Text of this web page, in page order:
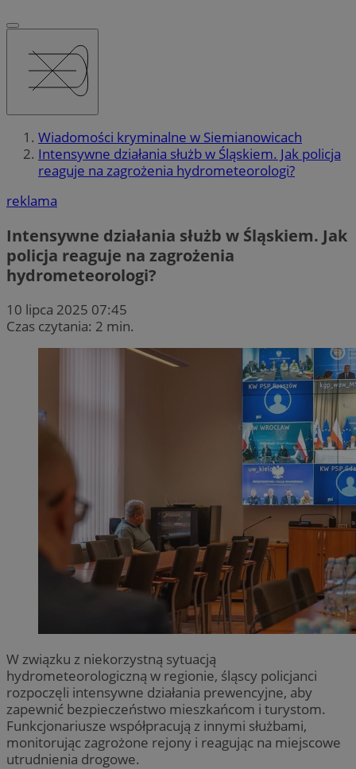
Wiadomości kryminalne w Siemianowicach
Intensywne działania służb w Śląskiem. Jak policja
reaguje na zagrożenia hydrometeorologi?
reklama
Intensywne działania służb w Śląskiem. Jak
policja reaguje na zagrożenia
hydrometeorologi?
10 lipca 2025 07:45
Czas czytania: 2 min.
W związku z niekorzystną sytuacją
hydrometeorologiczną w regionie, śląscy policjanci
rozpoczęli intensywne działania prewencyjne, aby
zapewnić bezpieczeństwo mieszkańcom i turystom.
Funkcjonariusze współpracują z innymi służbami,
monitorując zagrożone rejony i reagując na miejscowe
utrudnienia drogowe.